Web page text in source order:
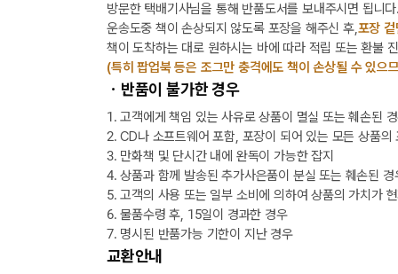
방문한 택배기사님을 통해 반품도서를 보내주시면 됩니
운송도중 책이 손상되지 않도록 포장을 해주신 후,포장
책이 도착하는 대로 원하시는 바에 따라 적립 또는 환불
(특히 팝업북 등은 조그만 충격에도 책이 손상될 수 있으
ㆍ반품이 불가한 경우
1. 고객에게 책임 있는 사유로 상품이 멸실 또는 훼손된
2. CD나 소프트웨어 포함, 포장이 되어 있는 모든 상품의
3. 만화책 및 단시간 내에 완독이 가능한 잡지
4. 상품과 함께 발송된 추가사은품이 분실 또는 훼손된 경
5. 고객의 사용 또는 일부 소비에 의하여 상품의 가치가
6. 물품수령 후, 15일이 경과한 경우
7. 명시된 반품가능 기한이 지난 경우
교환안내